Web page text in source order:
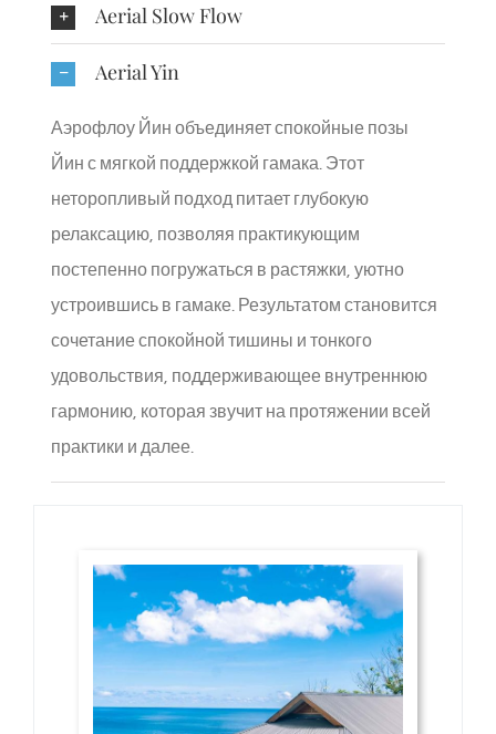
Aerial Slow Flow
Aerial Yin
Аэрофлоу Йин объединяет спокойные позы
Йин с мягкой поддержкой гамака. Этот
неторопливый подход питает глубокую
релаксацию, позволяя практикующим
постепенно погружаться в растяжки, уютно
устроившись в гамаке. Результатом становится
сочетание спокойной тишины и тонкого
удовольствия, поддерживающее внутреннюю
гармонию, которая звучит на протяжении всей
практики и далее.